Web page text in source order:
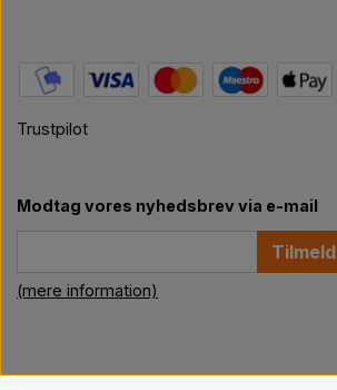
Trustpilot
Modtag vores nyhedsbrev via e-mail
Tilmeld
(mere information)